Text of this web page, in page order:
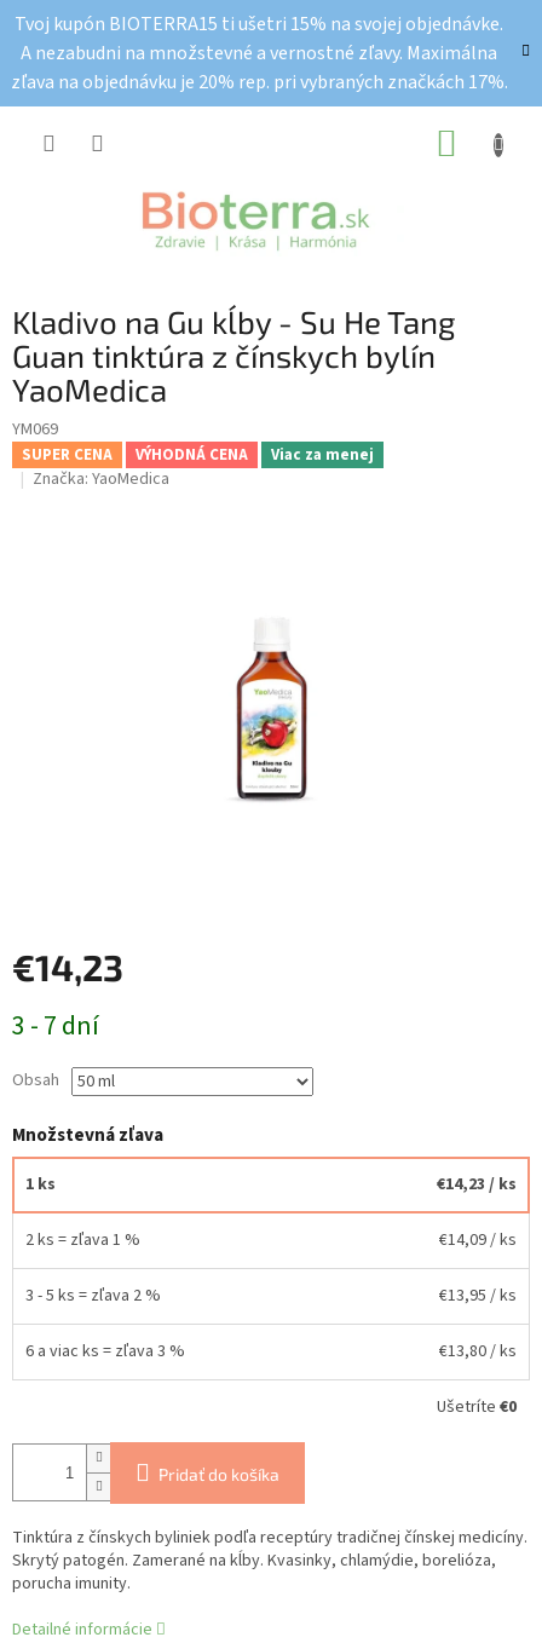
obsah
Tvoj kupón BIOTERRA15 ti ušetri 15% na svojej objednávke.
A nezabudni na množstevné a vernostné zľavy. Maximálna
zľava na objednávku je 20% rep. pri vybraných značkách 17%.
Kladivo na Gu kĺby - Su He Tang
Guan tinktúra z čínskych bylín
YaoMedica
YM069
SUPER CENA VÝHODNÁ CENA Viac za menej
Značka: YaoMedica
€14,23
cena:
3 - 7 dní
Obsah
Množstevná zľava
1 ks €14,23 / ks
2 ks = zľava 1 % €14,09/ ks
3 - 5 ks = zľava 2 % €13,95 / ks
6 a viac ks = zľava 3 % €13,80/ ks
Ušetríte €0
Pridať do košíka
Tinktúra z čínskych byliniek podľa receptúry tradičnej čínskej medicíny.
Skrytý patogén. Zamerané na kĺby. Kvasinky, chlamýdie, borelióza,
porucha imunity.
Detailné informácie